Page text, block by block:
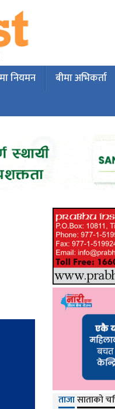
नियमन बीमा अभिकर्ता
ताजासाताको